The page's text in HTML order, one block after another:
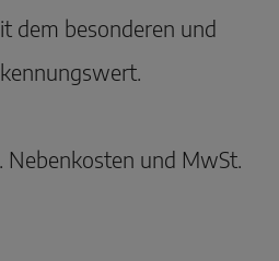
dem besonderen und
Nebenkosten und MwSt.